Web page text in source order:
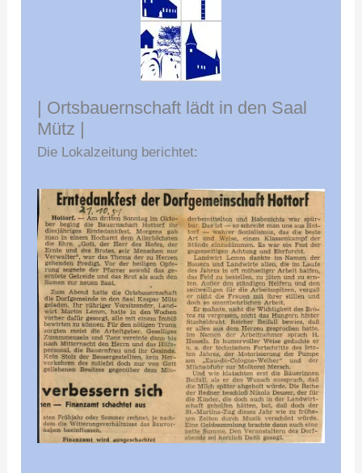
| Ortsbauernschaft lädt in den Saal
Mütz |
Die Lokalzeitung berichtet: